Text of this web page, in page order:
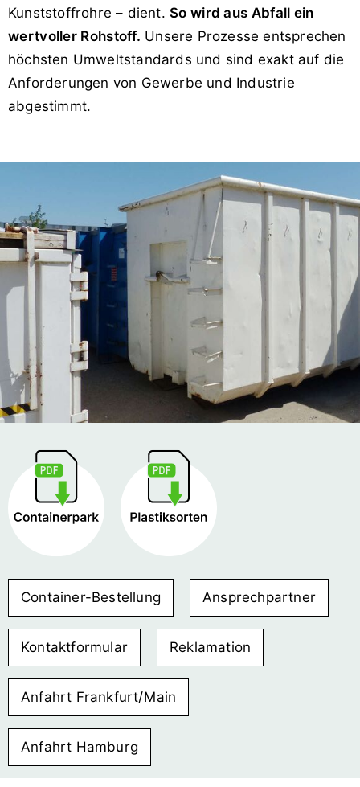
Kunststoffrohre – dient. So wird aus Abfall ein
wertvoller Rohstoff. Unsere Prozesse entsprechen
höchsten Umweltstandards und sind exakt auf die
Anforderungen von Gewerbe und Industrie
abgestimmt.
Container-Bestellung Ansprechpartner
Kontaktformular Reklamation
Anfahrt Frankfurt/Main
Anfahrt Hamburg